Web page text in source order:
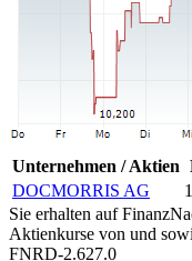
Unternehmen / Aktien
DOCMORRIS AG
Sie erhalten auf
Aktienkurse von und
FNRD-2.627.0